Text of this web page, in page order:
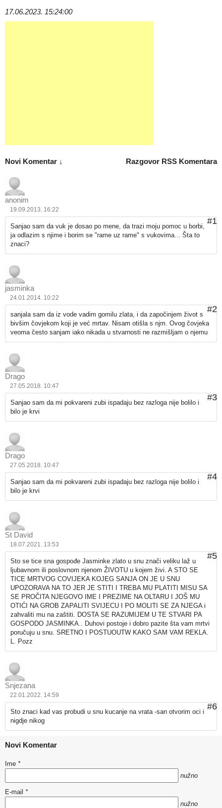
17.06.2023. 15:24:00
Razgovor RSS Komentara
Novi Komentar ↓
anonim
19.09.2013. 16:22
#1
Sanjao sam da vuk je dosao po mene, da trazi moju pomoc u borbi,
ja odlazim s njime i borim se "rame uz rame" s vukovima... Šta to
znaci?
jasminka
24.01.2014. 10:22
#2
sanjala sam da iz vode vadim gomilu zlata, i da započinjem život s
bivšim čovjekom koji je već mrtav. Nisam otišla s njm. Ovog čovjeka
veoma često sanjam iako nikada u stvarnosti ne razmišljam o njemu
Drago
27.05.2018. 10:47
#3
Sanjao sam da mi pokvareni zubi ispadaju bez razloga nije bolilo i
bilo je krvi
Drago
27.05.2018. 10:47
#4
Sanjao sam da mi pokvareni zubi ispadaju bez razloga nije bolilo i
bilo je krvi
St David
18.07.2021. 13:53
#5
Sto se tice sna gospođe Jasminke zlato u snu znači veliku laž u
ljubavnom ili poslovnom njenom ŽIVOTU u kojem živi. A STO SE
TICE MRTVOG COVIJEKA KOJEG SANJA ON JE U SNU
UPOZORAVA NA TO JER JE STITI I TREBA MU PLATITI MISU SA
SE PROČITA NJEGOVO IME I PREZIME NA OLTARU I JOŠ MU
OTIĆI NA GROB ZAPALITI SVIJECU I PO MOLITI SE ZA NJEGA i
zahvaliti mu na zaštiti. DOSTA SE RAZUMIJEM U TE STVARI PA
GOSPODO JASMINKA.. Duhovi postoje i dobro pazite šta vam mrtvi
poručuju u snu. SRETNO I POSTUOUTW KAKO SAM VAM REKLA.
L. Pozz
Snjezana
22.01.2022. 14:59
#6
Sto znaci kad vas probudi u snu kucanje na vrata -san otvorim oci i
nigdje nikog
Novi Komentar
Ime *
nužno
E-mail *
nužno